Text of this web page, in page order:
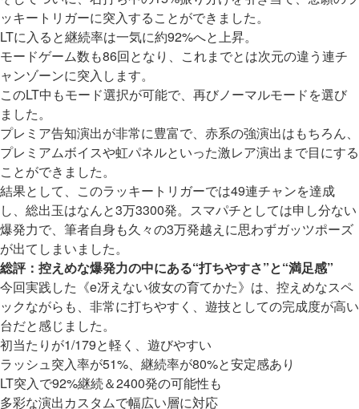
ッキートリガーに突入することができました。
LTに入ると継続率は一気に約92%へと上昇。
モードゲーム数も86回となり、これまでとは次元の違う連チ
ャンゾーンに突入します。
このLT中もモード選択が可能で、再びノーマルモードを選び
ました。
プレミア告知演出が非常に豊富で、赤系の強演出はもちろん、
プレミアムボイスや虹パネルといった激レア演出まで目にする
ことができました。
結果として、このラッキートリガーでは49連チャンを達成
し、総出玉はなんと3万3300発。スマパチとしては申し分ない
爆発力で、筆者自身も久々の3万発越えに思わずガッツポーズ
が出てしまいました。
総評：控えめな爆発力の中にある“打ちやすさ”と“満足感”
今回実践した《e冴えない彼女の育てかた》は、控えめなスペ
ックながらも、非常に打ちやすく、遊技としての完成度が高い
台だと感じました。
初当たりが1/179と軽く、遊びやすい
ラッシュ突入率が51%、継続率が80%と安定感あり
LT突入で92%継続＆2400発の可能性も
多彩な演出カスタムで幅広い層に対応